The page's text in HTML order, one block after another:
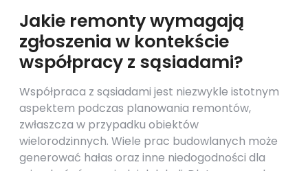
Jakie remonty wymagają
zgłoszenia w kontekście
współpracy z sąsiadami?
Współpraca z sąsiadami jest niezwykle istotnym
aspektem podczas planowania remontów,
zwłaszcza w przypadku obiektów
wielorodzinnych. Wiele prac budowlanych może
generować hałas oraz inne niedogodności dla